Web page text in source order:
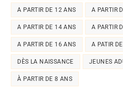
A PARTIR DE 12 ANS A PARTIR
A PARTIR DE 14 ANS A PARTIR
A PARTIR DE 16 ANS A PATIR
DÈS LA NAISSANCE JEUNES
À PARTIR DE 8 ANS